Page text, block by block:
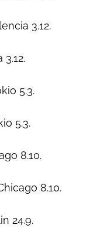
3.12.
3.12.
5.3.
5.3.
8.10.
8.10.
24.9.